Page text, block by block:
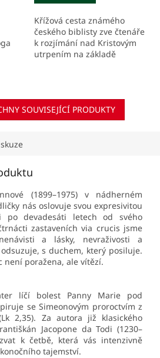
Křížová cesta známého
českého biblisty zve čtenáře
k rozjímání nad Kristovým
utrpením na základě
SOUVISEJÍCÍ PRODUKTY
(1899–1975) v nádherném
nás oslovuje svou expresivitou
po devadesáti letech od svého
zastaveních via crucis jsme
a lásky, nevraživosti a
s duchem, který posiluje.
není poražena, ale vítězí.
líčí bolest Panny Marie pod
se Simeonovým proroctvím z
2,35). Za autora již klasického
Jacopone da Todi (1230–
k četbě, která vás intenzivně
tajemství.